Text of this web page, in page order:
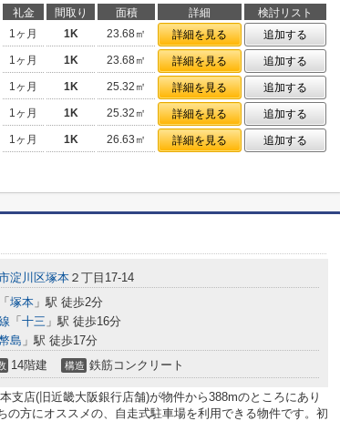
礼金 間取り 面積 詳細
検討リスト
1ヶ月 1K 23.68㎡ 詳細を見る
追加する
1ヶ月 1K 23.68㎡ 詳細を見る
追加する
1ヶ月 1K 25.32㎡ 詳細を見る
追加する
1ヶ月 1K 25.32㎡ 詳細を見る
追加する
1ヶ月 1K 26.63㎡ 詳細を見る 追加する
淀川区塚本 ２丁目17-14
「 塚本 」駅 徒歩2分
「 十三 」駅 徒歩16分
島 」駅 徒歩17分
14階建 構造 鉄筋コンクリート
支店(旧近畿大阪銀行店舗)が物件から388mのところにあり
の方にオススメの、自走式駐車場を利用できる物件です。初